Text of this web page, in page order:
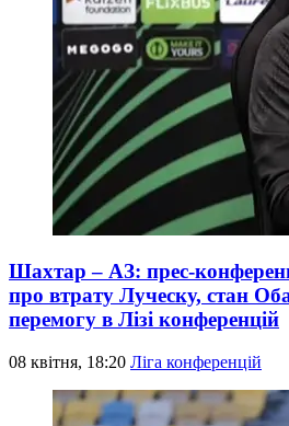
Шахтар – АЗ: прес-
про втрату Луческу, стан
перемогу в Лізі конференцій
08 квітня, 18:20 Ліга конференцій